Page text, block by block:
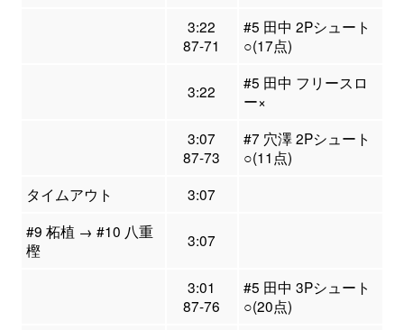
3:22
87-71
#5 田中 2Pシュート
○(17点)
3:22
#5 田中 フリースロ
ー×
3:07
87-73
#7 穴澤 2Pシュート
○(11点)
タイムアウト
3:07
#9 柘植 → #10 八重
樫
3:07
3:01
87-76
#5 田中 3Pシュート
○(20点)